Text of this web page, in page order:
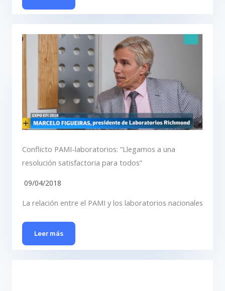
Conflicto PAMI-laboratorios: “Llegamos a una
resolución satisfactoria para todos”
09/04/2018
La relación entre el PAMI y los laboratorios nacionales
Leer más